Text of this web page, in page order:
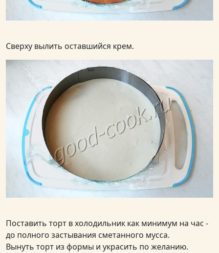
Сверху вылить оставшийся крем.
Поставить торт в холодильник как минимум на час -
до полного застывания сметанного мусса.
Вынуть торт из формы и украсить по желанию.